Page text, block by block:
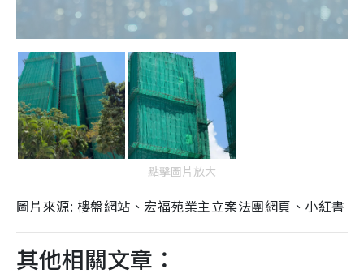
點擊圖片放大
圖片來源: 樓盤網站、宏福苑業主立案法團網頁、小紅書
其他相關文章：